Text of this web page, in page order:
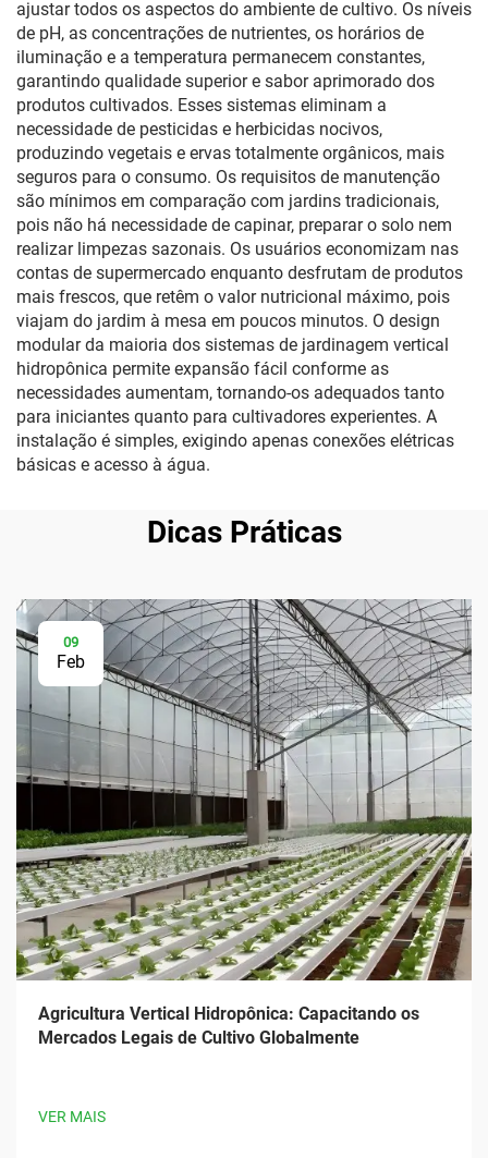
ajustar todos os aspectos do ambiente de cultivo. Os níveis
de pH, as concentrações de nutrientes, os horários de
iluminação e a temperatura permanecem constantes,
garantindo qualidade superior e sabor aprimorado dos
produtos cultivados. Esses sistemas eliminam a
necessidade de pesticidas e herbicidas nocivos,
produzindo vegetais e ervas totalmente orgânicos, mais
seguros para o consumo. Os requisitos de manutenção
são mínimos em comparação com jardins tradicionais,
pois não há necessidade de capinar, preparar o solo nem
realizar limpezas sazonais. Os usuários economizam nas
contas de supermercado enquanto desfrutam de produtos
mais frescos, que retêm o valor nutricional máximo, pois
viajam do jardim à mesa em poucos minutos. O design
modular da maioria dos sistemas de jardinagem vertical
hidropônica permite expansão fácil conforme as
necessidades aumentam, tornando-os adequados tanto
para iniciantes quanto para cultivadores experientes. A
instalação é simples, exigindo apenas conexões elétricas
básicas e acesso à água.
Dicas Práticas
09
Feb
Agricultura Vertical Hidropônica: Capacitando os
Mercados Legais de Cultivo Globalmente
VER MAIS